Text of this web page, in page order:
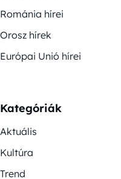
Románia hírei
Orosz hírek
Európai Unió hírei
Kategóriák
Aktuális
Kultúra
Trend